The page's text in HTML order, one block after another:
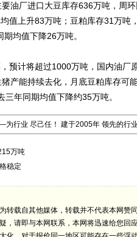
厂进口大豆库存636万吨，周环
值上升83万吨；豆粕库存31万吨
均值下降26万吨。
计将超过1000万吨，国内油厂
产能持续去化，月底豆粕库存可
年同期均值下降约35万吨。
行业 尽己任！ 建于2005年 领先的行
万吨
稳定
转载自其他媒体，转载并不代表本网赞
，请即与本网联系，本网将迅速给您回